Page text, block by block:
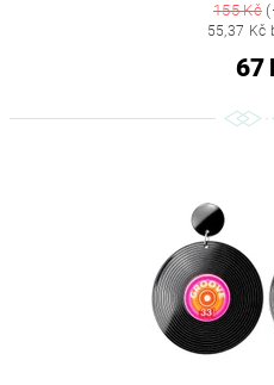
155 Kč
55,37 Kč
67